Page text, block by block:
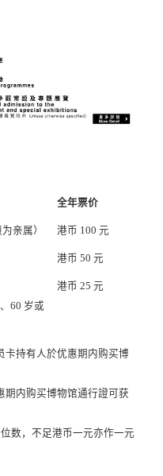
全年票价
亲属） 港币 100 元
港币 50 元
60 岁或
港币 25 元
卡持有人於优惠期内购买博
期内购买博物馆通行證可获
数，不足港币一元亦作一元